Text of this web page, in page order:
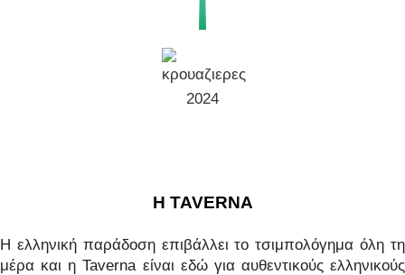
H TAVERNA
Η ελληνική παράδοση επιβάλλει το τσιμπολόγημα όλη τη
μέρα και η Taverna είναι εδώ για αυθεντικούς ελληνικούς